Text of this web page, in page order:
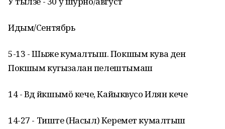
Идым/Сентябрь
5-13 - Шыже кумалтыш. Покшым кува ден
Покшым кугызалан пелештымаш
14 - Вӱд йӱкшымӧ кече, Кайыквусо Илян кече
14-27 - Тиште (Насыл) Керемет кумалтыш